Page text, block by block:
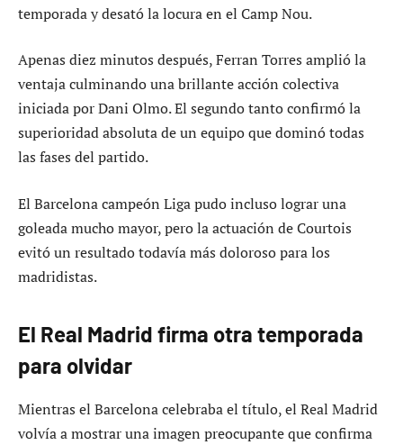
temporada y desató la locura en el Camp Nou.
Apenas diez minutos después, Ferran Torres amplió la
ventaja culminando una brillante acción colectiva
iniciada por Dani Olmo. El segundo tanto confirmó la
superioridad absoluta de un equipo que dominó todas
las fases del partido.
El Barcelona campeón Liga pudo incluso lograr una
goleada mucho mayor, pero la actuación de Courtois
evitó un resultado todavía más doloroso para los
madridistas.
El Real Madrid firma otra temporada
para olvidar
Mientras el Barcelona celebraba el título, el Real Madrid
volvía a mostrar una imagen preocupante que confirma